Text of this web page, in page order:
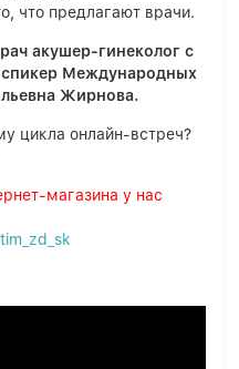
что предлагают врачи.
акушер-гинеколог с
Международных
Жирнова.
цикла онлайн-встреч?
магазина у нас